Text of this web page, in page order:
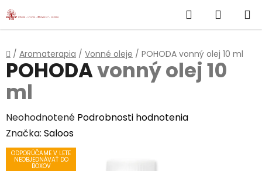
Prejsť
na
Hľadať
KOŠÍK
Domov
/ Aromaterapia / Vonné oleje / POHODA vonný olej 10 ml
POHODAvonný olej 10
ml
Priemerné
hodnotenie
produktu
Neohodnotené Podrobnosti hodnotenia
Značka: Saloos
ODPORÚČAME V LETE
NEOBJEDNÁVAŤ DO
BOXOV